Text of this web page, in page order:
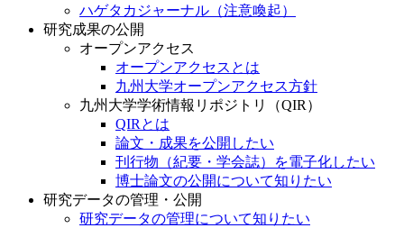
ハゲタカジャーナル（注意喚起）
研究成果の公開
オープンアクセス
オープンアクセスとは
九州大学オープンアクセス方針
九州大学学術情報リポジトリ（QIR）
QIRとは
論文・成果を公開したい
刊行物（紀要・学会誌）を電子化したい
博士論文の公開について知りたい
研究データの管理・公開
研究データの管理について知りたい